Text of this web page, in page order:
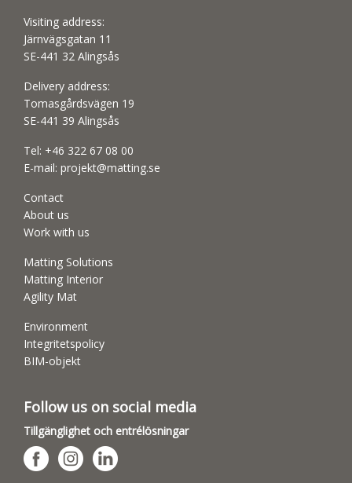
Visiting address:
Järnvägsgatan 11
SE-441 32 Alingsås
Delivery address:
Tomasgårdsvägen 19
SE-441 39 Alingsås
Tel: +46 322 67 08 00
E-mail: projekt@matting.se
Contact
About us
Work with us
Matting Solutions
Matting Interior
Agility Mat
Environment
Integritetspolicy
BIM-objekt
Follow us on social media
Tillgänglighet och entrélösningar